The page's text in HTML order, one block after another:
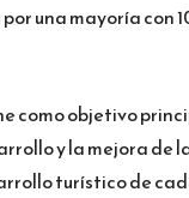
una mayoría con
objetivo
y la mejora
turístico de